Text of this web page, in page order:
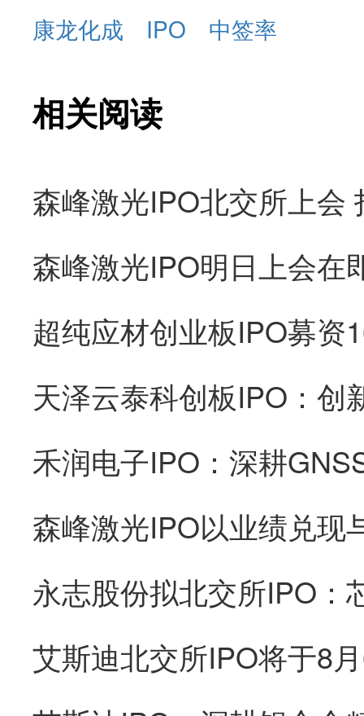
康龙化成 IPO 中签率
相关阅读
森峰激光IPO以业绩兑现